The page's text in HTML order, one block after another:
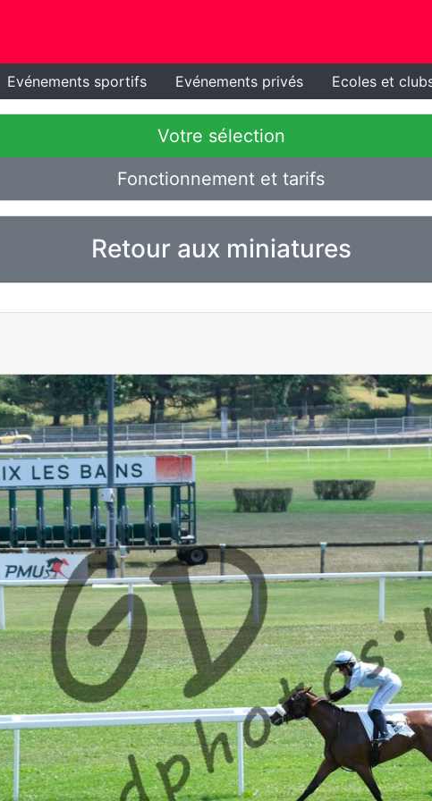
Evénements sportifs Evénements privés Ecoles et
Votre sélection
Fonctionnement et tarifs
Retour aux miniatures